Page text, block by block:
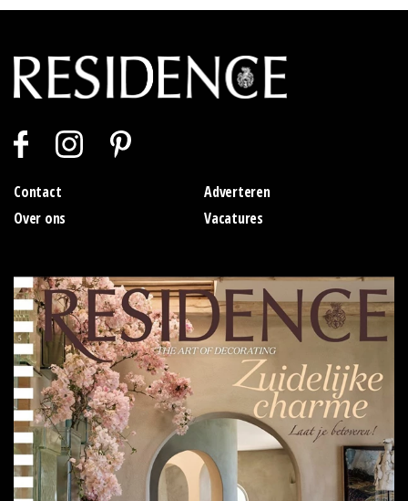
Contact
Adverteren
Over ons
Vacatures